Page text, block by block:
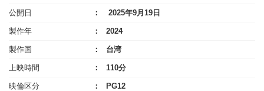
公開日 2025年9月19日
製作年 2024
製作国 台湾
上映時間 110分
映倫区分 PG12